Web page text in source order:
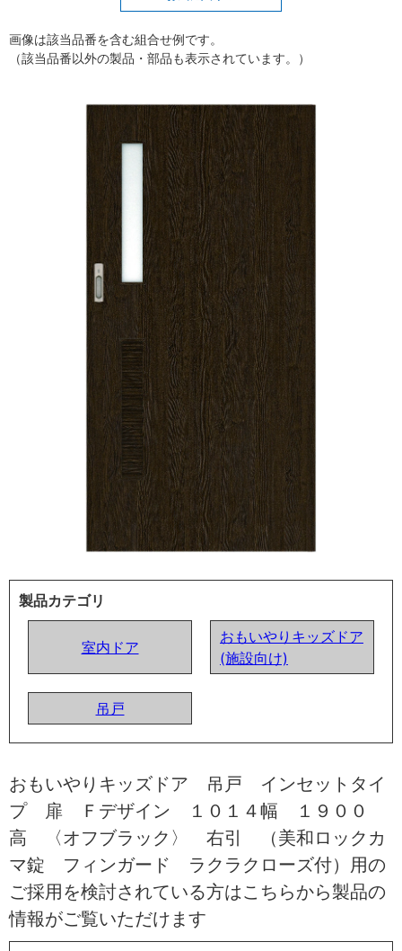
画像は該当品番を含む組合せ例です。
（該当品番以外の製品・部品も表示されています。）
製品カテゴリ
室内ドア
おもいやりキッズドア
(施設向け)
吊戸
おもいやりキッズドア 吊戸 インセットタイ
プ 扉 Ｆデザイン １０１４幅 １９００
高 〈オフブラック〉 右引 （美和ロックカ
マ錠 フィンガード ラクラクローズ付）用の
ご採用を検討されている方はこちらから製品の
情報がご覧いただけます